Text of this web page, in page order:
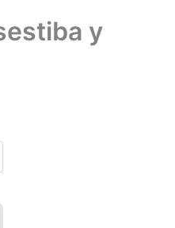
y